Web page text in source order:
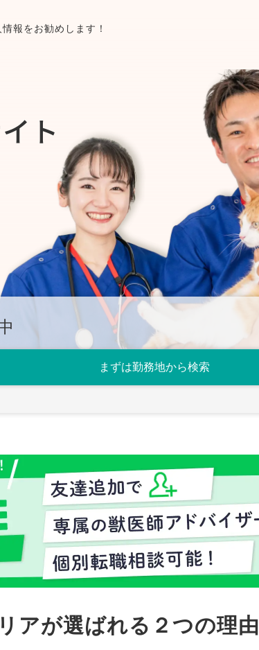
報をお勧めします！
ト
アが選ばれる２つの理由